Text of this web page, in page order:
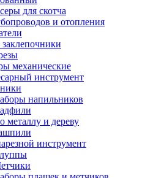
для скотча
и отопления
механические
инструмент
напильников
металлу и дереву
инструмент